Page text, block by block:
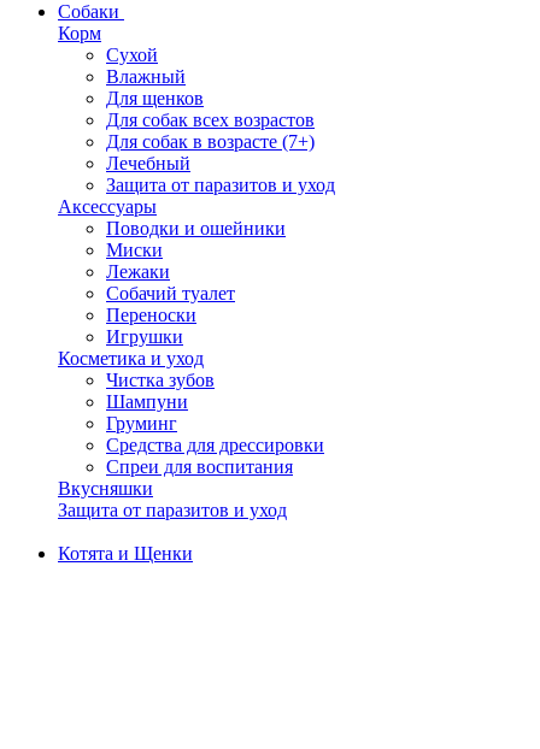
Собаки
Корм
Сухой
Влажный
Для щенков
Для собак всех возрастов
Для собак в возрасте (7+)
Лечебный
Защита от паразитов и уход
Аксессуары
Поводки и ошейники
Миски
Лежаки
Собачий туалет
Переноски
Игрушки
Косметика и уход
Чистка зубов
Шампуни
Груминг
Средства для дрессировки
Спреи для воспитания
Вкусняшки
Защита от паразитов и уход
Котята и Щенки